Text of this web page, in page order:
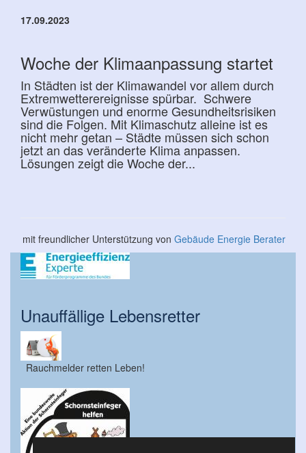
17.09.2023
Woche der Klimaanpassung startet
In Städten ist der Klimawandel vor allem durch
Extremwetterereignisse spürbar. Schwere
Verwüstungen und enorme Gesundheitsrisiken
sind die Folgen. Mit Klimaschutz alleine ist es
nicht mehr getan – Städte müssen sich schon
jetzt an das veränderte Klima anpassen.
Lösungen zeigt die Woche der...
mit freundlicher Unterstützung von Gebäude Energie Berater
Unauffällige Lebensretter
Rauchmelder retten Leben!